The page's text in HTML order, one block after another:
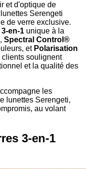
et d'optique de
Serengeti
de verre exclusive.
en-1 unique à la
, Spectral Control®
et Polarisation
clients soulignent
et la qualité des
les
lunettes Serengeti,
au volant
3-en-1